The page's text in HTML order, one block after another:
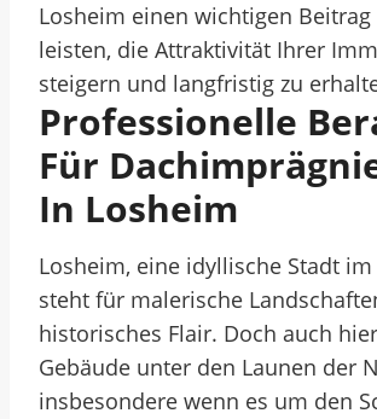
Losheim einen wichtigen Beitrag
leisten, die Attraktivität Ihrer
steigern und langfristig zu
Professionelle
Für
In Losheim
Losheim, eine idyllische Stadt im
steht für malerische
historisches Flair. Doch auch
Gebäude unter den Launen der
insbesondere wenn es um den